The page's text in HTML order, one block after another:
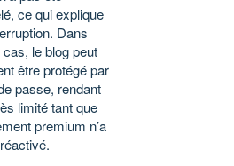
ce qui explique
Dans
le blog peut
être protégé par
passe, rendant
limité tant que
premium n’a